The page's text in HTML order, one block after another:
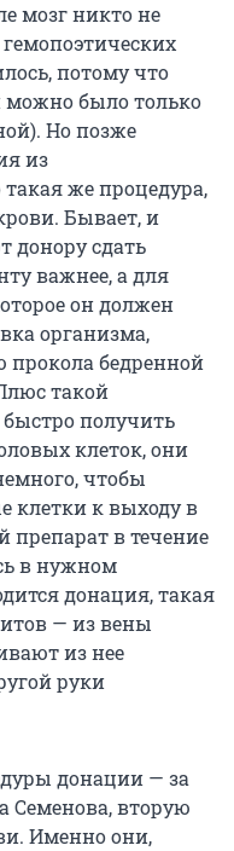
мозг никто не
потому что
можно было только
Но позже
из
же процедура,
Бывает, и
донору сдать
важнее, а для
он должен
организма,
бедренной
такой
получить
клеток, они
чтобы
клетки к выходу в
препарат в течение
в нужном
донация, такая
— из вены
из нее
руки
донации — за
Семенова, вторую
Именно они,